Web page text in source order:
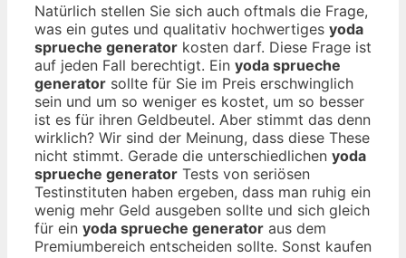
Natürlich stellen Sie sich auch oftmals die Frage,
was ein gutes und qualitativ hochwertiges yoda
sprueche generator kosten darf. Diese Frage ist
auf jeden Fall berechtigt. Ein yoda sprueche
generator sollte für Sie im Preis erschwinglich
sein und um so weniger es kostet, um so besser
ist es für ihren Geldbeutel. Aber stimmt das denn
wirklich? Wir sind der Meinung, dass diese These
nicht stimmt. Gerade die unterschiedlichen yoda
sprueche generator Tests von seriösen
Testinstituten haben ergeben, dass man ruhig ein
wenig mehr Geld ausgeben sollte und sich gleich
für ein yoda sprueche generator aus dem
Premiumbereich entscheiden sollte. Sonst kaufen